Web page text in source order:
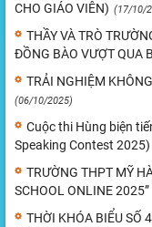
CHO GIÁO VIÊN) (17/10/
THẦY VÀ TRÒ
ĐỒNG BÀO VƯỢT QUA
TRẢI NGHIỆM
(06/10/2025)
Cuộc thi Hùng biện
Speaking Contest 2025)
TRƯỜNG THPT MỸ
SCHOOL ONLINE 2025”
THỜI KHÓA BIỂU SỐ